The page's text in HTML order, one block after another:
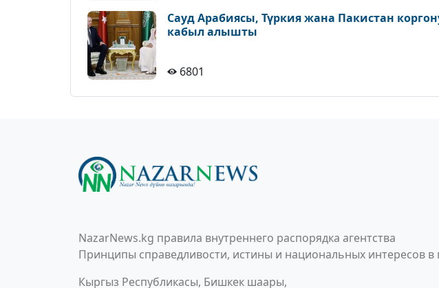
Сауд Арабиясы, Түркия жана Пакистан
кабыл алышты
6801
NazarNews.kg правила внутреннего распорядка агентства
Принципы справедливости, истины и национальных интересов в
Кыргыз Республикасы, Бишкек шаары,